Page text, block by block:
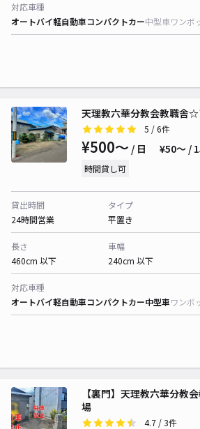
対応車種
オートバイ軽自動車コンパクトカー中型車ワンボ
天理教六華分教会教職舎
5 / 6件
¥500〜 / 日 ¥50〜 /
時間貸し可
貸出時間
24時間営業
タイプ
平置き
長さ
460cm 以下
車幅
240cm 以下
対応車種
オートバイ軽自動車コンパクトカー中型車ワンボ
【裏門】天理教六華分教
場
4.7 / 3件